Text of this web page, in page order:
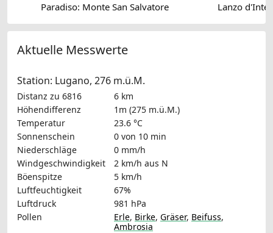
Paradiso: Monte San Salvatore Lanzo
Aktuelle Messwerte
Station: Lugano, 276 m.ü.M.
Distanz zu 6816
6 km
Höhendifferenz
1m (275 m.ü.M.)
Temperatur
23.6 °C
Sonnenschein
0 von 10 min
Niederschläge
0 mm/h
Windgeschwindigkeit
2 km/h aus N
Böenspitze
5 km/h
Luftfeuchtigkeit
67%
Luftdruck
981 hPa
Pollen
Erle, Birke, Gräser, Beifuss,
Ambrosia